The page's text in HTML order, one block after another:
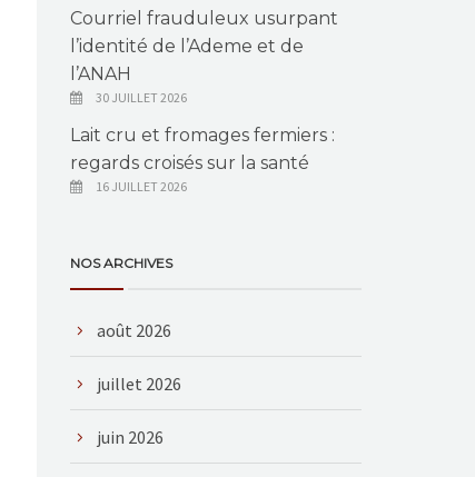
Courriel frauduleux usurpant
l’identité de l’Ademe et de
l’ANAH
30 JUILLET 2026
Lait cru et fromages fermiers :
regards croisés sur la santé
16 JUILLET 2026
NOS ARCHIVES
août 2026
juillet 2026
juin 2026